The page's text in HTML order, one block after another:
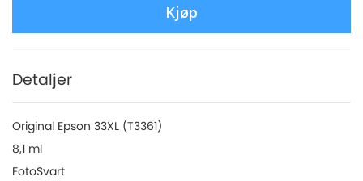
Kjøp
Detaljer
Original Epson 33XL (T3361)
8,1 ml
FotoSvart